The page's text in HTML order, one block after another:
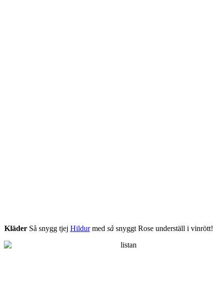
KläderSå snygg tjej Hildurmed såsnyggt Rose underställ i vinrött!